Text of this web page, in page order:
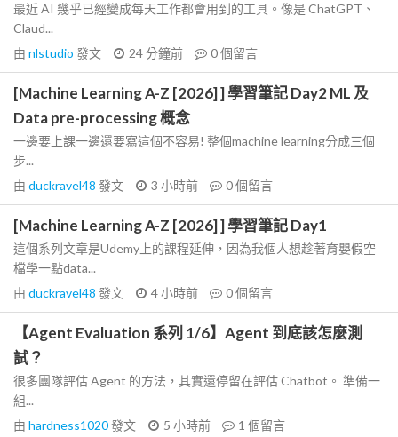
最近 AI 幾乎已經變成每天工作都會用到的工具。像是 ChatGPT、
Claud...
由 nlstudio 發文 24 分鐘前 0個留言
[Machine Learning A-Z [2026] ] 學習筆記 Day2 ML 及
Data pre-processing 概念
一邊要上課一邊還要寫這個不容易! 整個machine learning分成三個
步...
由 duckravel48 發文 3 小時前 0個留言
[Machine Learning A-Z [2026] ] 學習筆記 Day1
這個系列文章是Udemy上的課程延伸，因為我個人想趁著育嬰假空
檔學一點data...
由 duckravel48 發文 4 小時前 0個留言
【Agent Evaluation 系列 1/6】Agent 到底該怎麼測
試？
很多團隊評估 Agent 的方法，其實還停留在評估 Chatbot。 準備一
組...
由 hardness1020發文 5 小時前 1 個留言